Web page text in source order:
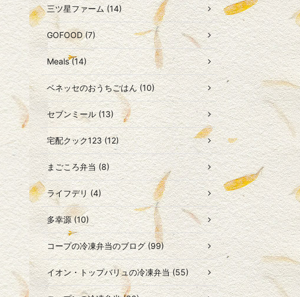
三ツ星ファーム (14)
GOFOOD (7)
Meals (14)
ベネッセのおうちごはん (10)
セブンミール (13)
宅配クック123 (12)
まごころ弁当 (8)
ライフデリ (4)
多幸源 (10)
コープの冷凍弁当のブログ (99)
イオン・トップバリュの冷凍弁当 (55)